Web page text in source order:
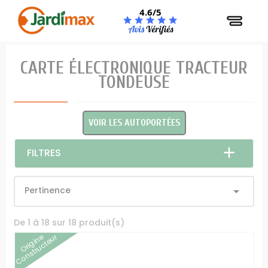
4.6/5
CARTE ÉLECTRONIQUE TRACTEUR
TONDEUSE
VOIR LES AUTOPORTÉES
FILTRES
Pertinence 
De 1 à 18 sur 18 produit(s)
Origine
Constructeur
Panneau de gestion des cookies